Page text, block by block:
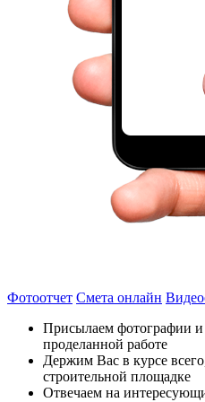
Фотоотчет Смета онлайн
Присылаем фотографии и
проделанной работе
Держим Вас в курсе
строительной площадке
Отвечаем на